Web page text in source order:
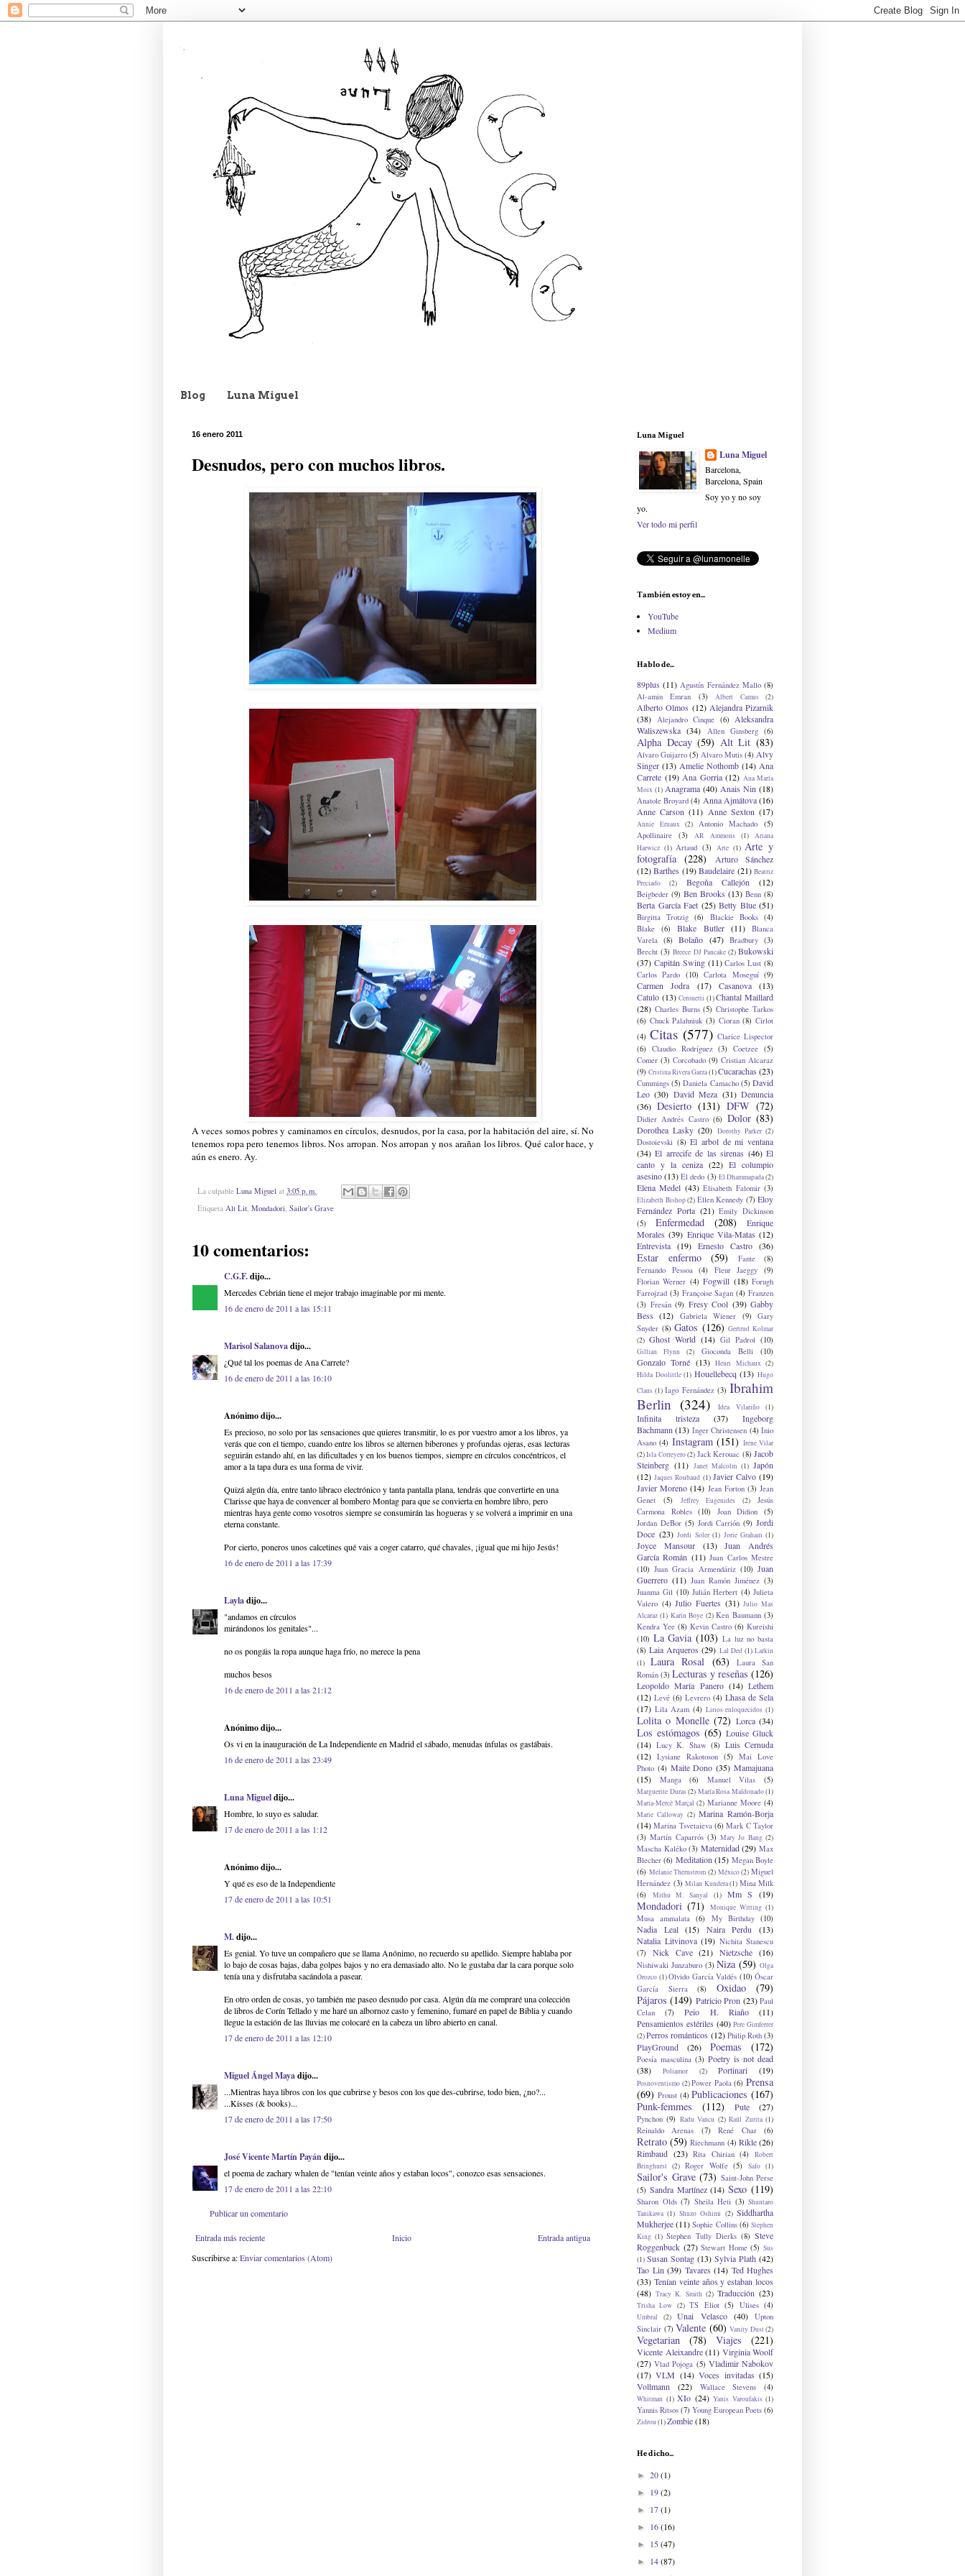
Blog Luna Miguel
16 enero 2011
Desnudos, pero con muchos libros.
A veces somos pobres y caminamos en círculos, desnudos, por la casa, por la habitación del aire, sí. No
tenemos ropa pero tenemos libros. Nos arropan. Nos arropan y nos arañan los libros. Qué calor hace, y
aún es enero. Ay.
La culpable Luna Miguel at 3:05 p. m.
Etiqueta Alt Lit, Mondadori, Sailor's Grave
10 comentarios:
C.G.F.dijo...
Mercedes Cebrián tiene el mejor trabajo imaginable por mi mente.
16 de enero de 2011 a las 15:11
Marisol Salanovadijo...
¿Qué tal los poemas de Ana Carrete?
16 de enero de 2011 a las 16:10
Anónimo dijo...
Es precioso, no solo por las sensaciones que quieres transmitir, lo es por vuestro amor a los libros, ya
verás que con el tiempo, cuando entre los libros se alternen biberones y profundas ojeras, esas lecturas
seguirán estando ahí, en las dificultades y en los buenos tiempos, siempre en círculos concéntricos, el
amor a la tapa dura es una forma de vivir.
Quizá algún día, entre tanto libraco electrónico y tanta pantalla plana, tendrás que convertirte en una
Clarisse que haya de convencer al bombero Montag para que se convierta en hombre libro, pero
mientras haya gente como vosotros siempre se consumirán las hogueras y se volverá a imprimir en una
eterna constante.
Por cierto, poneros unos calcetines qué vais a coger catarro, qué chavales, ¡igual que mi hijo Jesús!
16 de enero de 2011 a las 17:39
Layladijo...
"andamos en círculos
mirándonos los genitales"...
no os pongáis la ropa aunque haga frío, no merece la pena
muchos besos
16 de enero de 2011 a las 21:12
Anónimo dijo...
Os vi en la inauguración de La Independiente en Madrid el sábado, menudas ínfulas os gastábais.
16 de enero de 2011 a las 23:49
Luna Migueldijo...
Hombre, lo suyo es saludar.
17 de enero de 2011 a las 1:12
Anónimo dijo...
Y qué es eso de la Independiente
17 de enero de 2011 a las 10:51
M.dijo...
Es genial. Yo tuve un compañero que se llama Anónimo, no recuerdo su apellido. Siempre hablaba por
lo bajo de cosas bajas, daba golpes bajos y no era demasiado alto. No le gustaba dar la cara porque solo
tenía una y disfrutaba sacándola a pasear.
En otro orden de cosas, yo también me paseo desnudo por casa. Algún día me compraré una colección
de libros de Corín Tellado y me haré un albornoz casto y femenino, fumaré en papel de Biblia y cuando
llegue la estación de las lluvias me colocaré en la cabeza un libro abierto en canal.
17 de enero de 2011 a las 12:10
Miguel Ángel Mayadijo...
...Mientras haya libros con los que cubrirse y besos con los que des-cubrirse, todo bien, ¿no?...
...Kisses (& books)...
17 de enero de 2011 a las 17:50
José Vicente Martín Payándijo...
el poema de zachary whalen de "tenían veinte años y estaban locos", conozco esas sensaciones.
17 de enero de 2011 a las 22:10
Publicar un comentario
Entrada más reciente Entrada antigua
Inicio
Suscribirse a:Enviar comentarios (Atom)
Luna Miguel
Luna Miguel
Barcelona,
Barcelona, Spain
Soy yo y no soy
yo.
Ver todo mi perfil
También estoy en...
YouTube
Medium
Hablo de...
89plus (11) Agustín Fernández Mallo (8)
Al-amin Emran
(3) Albert Camus (2)
Alberto Olmos (12) Alejandra Pizarnik
(38)
Alejandro Cinque (6)
Aleksandra
Waliszewska (34) Allen Ginsberg (6)
Alpha Decay (59) Alt Lit (83)
Alvaro Guijarro (5) Alvaro Mutis (4) Alvy
Singer (13) Amelie Nothomb (14) Ana
Carrete (19) Ana Gorria (12) Ana María
Moix (1) Anagrama (40) Anais Nin (18)
Anatole Broyard (4) Anna Ajmátova (16)
Anne Carson (11) Anne Sexton (17)
Annie Ernaux (2) Antonio Machado
(5)
Apollinaire
(3) AR Ammons (1)
Ariana
Harwicz (1) Artaud (3) Arte (1) Arte y
fotografía (228)
Arturo Sánchez
(12) Barthes (19) Baudelaire (21) Beatriz
Preciado
(2) Begoña Callejón (12)
Beigbeder (9) Ben Brooks (13) Benn (8)
Berta García Faet (25) Betty Blue (51)
Birgitta Trotzig (6) Blackie Books (4)
Blake
(6) Blake Butler (11)
Blanca
Varela
(8) Bolaño (47) Bradbury (3)
Brecht (3) Breece DJ Pancake (2) Bukowski
(37) Capitán Swing (11) Carlos Lust (8)
Carlos Pardo (10) Carlota Moseguí (9)
Carmen Jodra (17) Casanova
(13)
Catulo (13) Ceronetti (1) Chantal Maillard
(28) Charles Burns (5) Christophe Tarkos
(6) Chuck Palahniuk (3) Cioran (8) Cirlot
(4) Citas (577) Clarice Lispector
(6)
Claudio Rodríguez (3) Coetzee (5)
Comer (3) Corcobado (9) Cristian Alcaraz
(9) Cristina Rivera Garza(1)Cucarachas (23)
Cummings (5) Daniela Camacho (5) David
Leo (30) David Meza (31) Denuncia
(36) Desierto (131) DFW (72)
Didier Andrés Castro (6) Dolor (83)
Dorothea Lasky (20) Dorothy Parker (2)
Dostoievski (8) El arbol de mi ventana
(34) El arrecife de las sirenas (46) El
canto y la ceniza (22) El columpio
asesino(13) El dedo (3) El Dhammapada(2)
Elena Medel (43) Elisabeth Falomir (3)
Elizabeth Bishop(2) Ellen Kennedy (7) Eloy
Fernández Porta (21) Emily Dickinson
(5)
Enfermedad (208)
Enrique
Morales (39) Enrique Vila-Matas (12)
Entrevista (19) Ernesto Castro (36)
Estar enfermo (59) Fante
(8)
Fernando Pessoa
(4) Fleur Jaeggy
(9)
Florian Werner (4) Fogwill (18) Forugh
Farrojzad (3) Françoise Sagan (4) Franzen
(3) Fresán (9) Fresy Cool (39) Gabby
Bess (12) Gabriela Wiener (9)
Gary
Snyder (8) Gatos (126) Gertrud Kolmar
(2) Ghost World (14) Gil Padrol (10)
Gillian Flynn (2) Gioconda Belli (10)
Gonzalo Torné (13) Henri Michaux (2)
Hilda Doolittle (1) Houellebecq (13) Hugo
Claus (1) Iago Fernández (3) Ibrahim
Berlin (324) Idea Vilariño (1)
Infinita tristeza (37)
Ingeborg
Bachmann (13) Inger Christensen (4) Inio
Asano (4) Instagram (151) Irene Vilar
(2)Isla Correyero(2) Jack Kerouac (8) Jacob
Steinberg (11) Janet Malcolm (1) Japón
(12) Jaques Roubaud (1) Javier Calvo (19)
Javier Moreno (14) Jean Forton (3) Jean
Genet
(5) Jeffrey Eugenides (2)
Jesús
Carmona Robles
(10) Joan Didion
(5)
Jordan DeBor (5) Jordi Carrión (9) Jordi
Doce (23) Jordi Soler (1) Jorie Graham (1)
Joyce Mansour (13)
Juan Andrés
García Román (11) Juan Carlos Mestre
(10) Juan Gracia Armendáriz (10) Juan
Guerrero (11) Juan Ramón Jiménez (3)
Juanma Gil (10) Julián Herbert (4) Julieta
Valero (4) Julio Fuertes (31) Julio Mas
Alcaraz (1) Karin Boye (2) Ken Baumann (3)
Kendra Yee (8) Kevin Castro (6) Kureishi
(10) La Gavia (103) La luz no basta
(8) Laia Arqueros (29) Lal Ded (1) Larkin
(1)
Laura Rosal (63)
Laura San
Román (3) Lecturas y reseñas (126)
Leopoldo María Panero (14) Lethem
(12) Levé (6) Levrero (4) Lhasa de Sela
(17) Lila Azam (4) Lirios enloquecidos (1)
Lolita o Monelle (72) Lorca (34)
Los estómagos (65) Louise Gluck
(14) Lucy K. Shaw (8) Luis Cernuda
(12) Lysiane Rakotoson (5)
Mai Love
Photo (4) Maite Dono (35) Mamajuana
(15)
Manga (6) Manuel Vilas (5)
Marguerite Duras(2) María Rosa Maldonado(1)
Maria-Mercè Marçal (2) Marianne Moore (4)
Marie Calloway (2) Marina Ramón-Borja
(14) Marina Tsvetaieva (6) Mark C Taylor
(3) Martín Caparrós (3) Mary Jo Bang (2)
Mascha Kaléko (3) Maternidad (29) Max
Blecher (6) Meditation (15) Megan Boyle
(6) Melanie Thernstrom (2) México (2) Miguel
Hernández (3) Milan Kundera(1) Mina Milk
(6)
Mithu M. Sanyal (1) Mm S (19)
Mondadori (71) Monique Witting (1)
Musa ammalata (6) My Birthday (10)
Nadia Leal (15) Naira Perdu
(13)
Natalia Litvinova (19) Nichita Stanescu
(7)
Nick Cave (21) Nietzsche (16)
Nishiwaki Junzaburo (3) Niza (59) Olga
Orozco (1)Olvido García Valdés (10) Óscar
García Sierra
(8) Oxidao
(79)
Pájaros (149) Patricio Pron (23) Paul
Celan
(7) Peio H. Riaño
(11)
Pensamientos estériles (40) Pere Gimferrer
(2)Perros románticos (12) Philip Roth (3)
PlayGround (26) Poemas (172)
Poesía masculina (3) Poetry is not dead
(38)
Poliamor (2) Portinari (19)
Posnoventismo (2) Power Paola (6) Prensa
(69) Proust (4) Publicaciones (167)
Punk-femmes
(112) Pute (27)
Pynchon (9) Radu Vancu (2) Raúl Zurita (1)
Reinaldo Arenas (7) René Char (6)
Retrato (59) Riechmann (4) Rikle (26)
Rimbaud (23) Rita Chirian (4)
Robert
Bringhurst (2) Roger Wolfe (5) Safo (1)
Sailor's Grave (73) Saint-John Perse
(5) Sandra Martínez (14) Sexo (119)
Sharon Olds (7) Sheila Heti (3) Shuntaro
Tanikawa (1) Shuzo Oshimi (2) Siddhartha
Mukherjee (11) Sophie Collins (6) Stephen
King (1) Stephen Tully Dierks (8) Steve
Roggenbuck (27) Stewart Home (5) Sus
(1) Susan Sontag (13) Sylvia Plath (42)
Tao Lin (39) Tavares (14) Ted Hughes
(33) Tenían veinte años y estaban locos
(48) Tracy K. Smith (2) Traducción (23)
Trisha Low (2) TS Eliot (5) Ulises (4)
Umbral (2) Unai Velasco (40)
Upton
Sinclair (7) Valente (60) Vanity Dust(2)
Vegetarian (78) Viajes (221)
Vicente Aleixandre (11) Virginia Woolf
(27) Vlad Pojoga (5) Vladimir Nabokov
(17) VLM (14) Voces invitadas (15)
Vollmann
(22) Wallace Stevens (4)
Whitman (1) XIo (24) Yanis Varoufakis (1)
Yannis Ritsos (7) Young European Poets (6)
Zidrou(1)Zombie(18)
He dicho...
► 20(1)
► 19(2)
► 17(1)
► 16(16)
► 15(47)
► 14(87)